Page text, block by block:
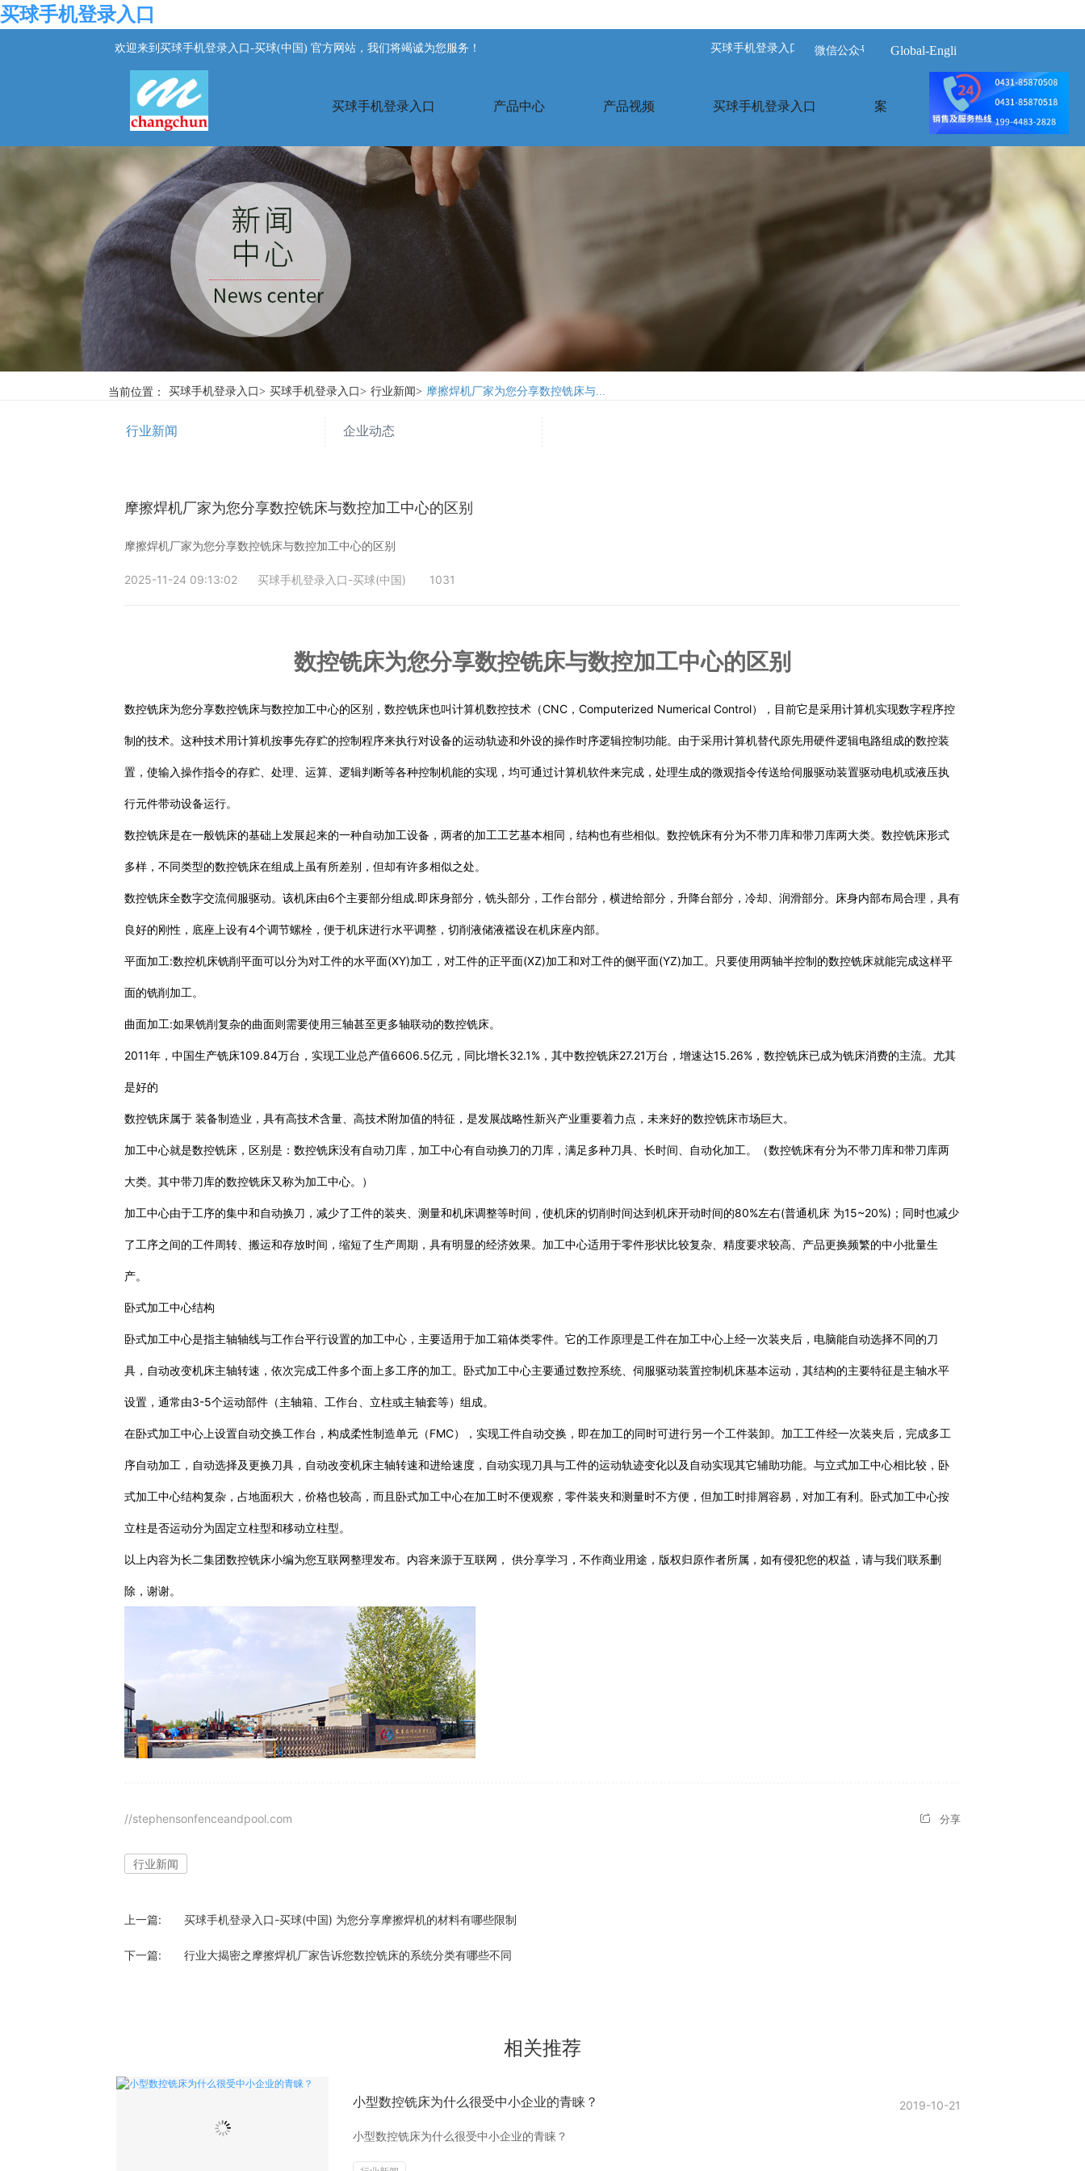
买球手机登录入口
欢迎来到买球手机登录入口-买球(中国) 官方网站，我们将竭诚为您服务！ 买球手机登录入口-买球(中国)
微信公众号 Global-English
买球手机登录入口 产品中心 产品视频 买球手机登录入口 案例展示 荣誉资质
当前位置： 买球手机登录入口> 买球手机登录入口> 行业新闻> 摩擦焊机厂家为您分享数控铣床与...
行业新闻 企业动态
摩擦焊机厂家为您分享数控铣床与数控加工中心的区别
摩擦焊机厂家为您分享数控铣床与数控加工中心的区别
2025-11-24 09:13:02 买球手机登录入口-买球(中国) 1031
数控铣床为您分享数控铣床与数控加工中心的区别
数控铣床为您分享数控铣床与数控加工中心的区别，数控铣床也叫计算机数控技术（CNC，Computerized Numerical Control），目前它是采用计算机实现数字程序控
制的技术。这种技术用计算机按事先存贮的控制程序来执行对设备的运动轨迹和外设的操作时序逻辑控制功能。由于采用计算机替代原先用硬件逻辑电路组成的数控装
置，使输入操作指令的存贮、处理、运算、逻辑判断等各种控制机能的实现，均可通过计算机软件来完成，处理生成的微观指令传送给伺服驱动装置驱动电机或液压执
行元件带动设备运行。
数控铣床是在一般铣床的基础上发展起来的一种自动加工设备，两者的加工工艺基本相同，结构也有些相似。数控铣床有分为不带刀库和带刀库两大类。数控铣床形式
多样，不同类型的数控铣床在组成上虽有所差别，但却有许多相似之处。
数控铣床全数字交流伺服驱动。该机床由6个主要部分组成.即床身部分，铣头部分，工作台部分，横进给部分，升降台部分，冷却、润滑部分。床身内部布局合理，具有
良好的刚性，底座上设有4个调节螺栓，便于机床进行水平调整，切削液储液褴设在机床座内部。
平面加工:数控机床铣削平面可以分为对工件的水平面(XY)加工，对工件的正平面(XZ)加工和对工件的侧平面(YZ)加工。只要使用两轴半控制的数控铣床就能完成这样平
面的铣削加工。
曲面加工:如果铣削复杂的曲面则需要使用三轴甚至更多轴联动的数控铣床。
2011年，中国生产铣床109.84万台，实现工业总产值6606.5亿元，同比增长32.1%，其中数控铣床27.21万台，增速达15.26%，数控铣床已成为铣床消费的主流。尤其
是好的
数控铣床属于 装备制造业，具有高技术含量、高技术附加值的特征，是发展战略性新兴产业重要着力点，未来好的数控铣床市场巨大。
加工中心就是数控铣床，区别是：数控铣床没有自动刀库，加工中心有自动换刀的刀库，满足多种刀具、长时间、自动化加工。（数控铣床有分为不带刀库和带刀库两
大类。其中带刀库的数控铣床又称为加工中心。）
加工中心由于工序的集中和自动换刀，减少了工件的装夹、测量和机床调整等时间，使机床的切削时间达到机床开动时间的80%左右(普通机床 为15~20%)；同时也减少
了工序之间的工件周转、搬运和存放时间，缩短了生产周期，具有明显的经济效果。加工中心适用于零件形状比较复杂、精度要求较高、产品更换频繁的中小批量生
产。
卧式加工中心结构
卧式加工中心是指主轴轴线与工作台平行设置的加工中心，主要适用于加工箱体类零件。它的工作原理是工件在加工中心上经一次装夹后，电脑能自动选择不同的刀
具，自动改变机床主轴转速，依次完成工件多个面上多工序的加工。卧式加工中心主要通过数控系统、伺服驱动装置控制机床基本运动，其结构的主要特征是主轴水平
设置，通常由3-5个运动部件（主轴箱、工作台、立柱或主轴套等）组成。
在卧式加工中心上设置自动交换工作台，构成柔性制造单元（FMC），实现工件自动交换，即在加工的同时可进行另一个工件装卸。加工工件经一次装夹后，完成多工
序自动加工，自动选择及更换刀具，自动改变机床主轴转速和进给速度，自动实现刀具与工件的运动轨迹变化以及自动实现其它辅助功能。与立式加工中心相比较，卧
式加工中心结构复杂，占地面积大，价格也较高，而且卧式加工中心在加工时不便观察，零件装夹和测量时不方便，但加工时排屑容易，对加工有利。卧式加工中心按
立柱是否运动分为固定立柱型和移动立柱型。
以上内容为长二集团数控铣床小编为您互联网整理发布。内容来源于互联网， 供分享学习，不作商业用途，版权归原作者所属，如有侵犯您的权益，请与我们联系删
除，谢谢。
//stephensonfenceandpool.com 分享
行业新闻
上一篇: 买球手机登录入口-买球(中国) 为您分享摩擦焊机的材料有哪些限制
下一篇: 行业大揭密之摩擦焊机厂家告诉您数控铣床的系统分类有哪些不同
相关推荐
小型数控铣床为什么很受中小企业的青睐？ 2019-10-21
小型数控铣床为什么很受中小企业的青睐？